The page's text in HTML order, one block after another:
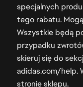
specjalnych
tego rabatu.
Wszystkie będą
przypadku
skieruj się do
adidas.com/help.
stronie sklepu.